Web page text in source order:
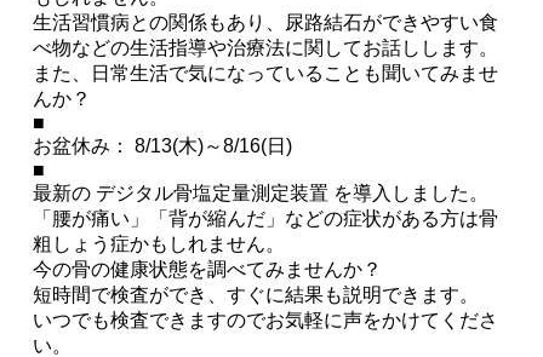
生活習慣病との関係もあり、尿路結石ができやすい食
べ物などの生活指導や治療法に関してお話しします。
また、日常生活で気になっていることも聞いてみませ
んか？
■
お盆休み： 8/13(木)～8/16(日)
■
最新の デジタル骨塩定量測定装置 を導入しました。
「腰が痛い」「背が縮んだ」などの症状がある方は骨
粗しょう症かもしれません。
今の骨の健康状態を調べてみませんか？
短時間で検査ができ、すぐに結果も説明できます。
いつでも検査できますのでお気軽に声をかけてくださ
い。